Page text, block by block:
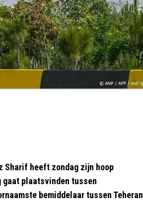
Sharif heeft zondag zijn hoop
plaatsvinden tussen
bemiddelaar tussen Teheran